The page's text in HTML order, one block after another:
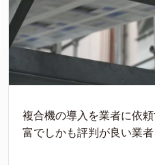
複合機の導入を業者に依
富でしかも評判が良い業者